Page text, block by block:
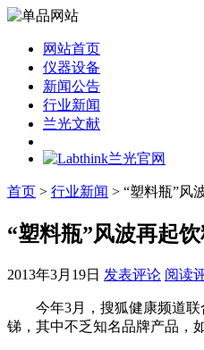
网站首页
仪器设备
新闻公告
行业新闻
兰光文献
首页 > 行业新闻 > “塑料瓶”风
“塑料瓶”风波再起
2013年3月19日 发表评论 阅读
今年3月，搜狐健康频道联合
锑，其中不乏知名品牌产品，